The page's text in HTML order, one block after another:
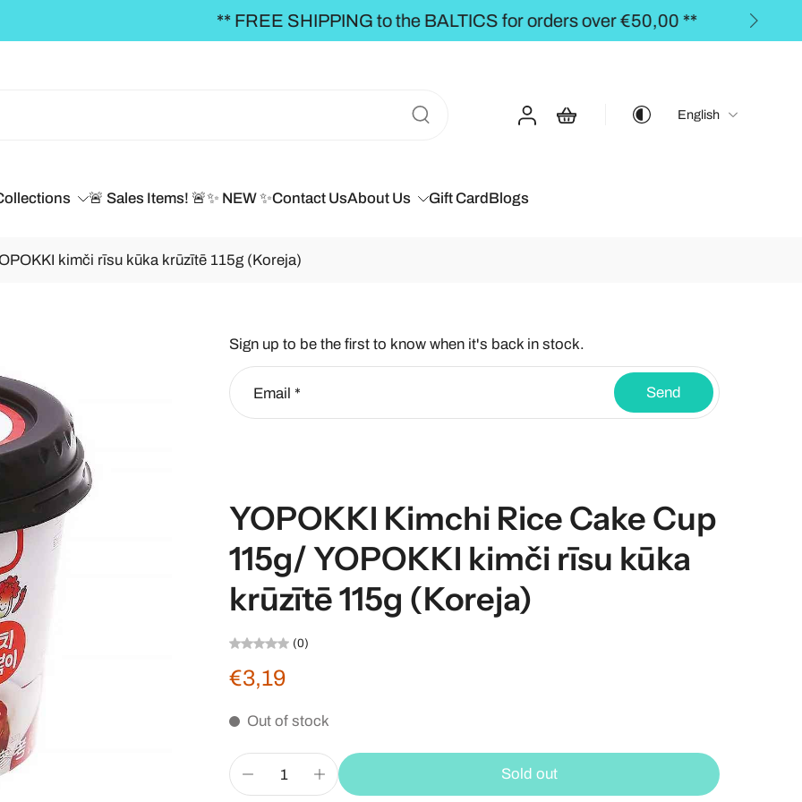
SHIPPING to the BALTICS for orders over €50,00 **
English
🚨 Sales Items! 🚨✨ NEW ✨Contact UsAbout Us Gift CardBlogs
kimči rīsu kūka krūzītē 115g (Koreja)
Sign up to be the first to know when it's back in stock.
Email * Send
YOPOKKI Kimchi Rice Cake Cup
115g/ YOPOKKI kimči rīsu kūka
krūzītē 115g (Koreja)
(0)
€3,19
Out of stock
Sold out